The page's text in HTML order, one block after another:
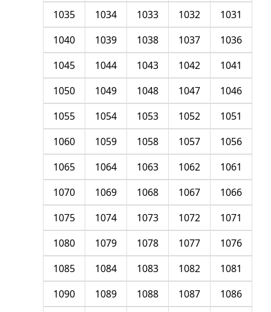
1031
1032
1033
1034
1035
1036
1037
1038
1039
1040
1041
1042
1043
1044
1045
1046
1047
1048
1049
1050
1051
1052
1053
1054
1055
1056
1057
1058
1059
1060
1061
1062
1063
1064
1065
1066
1067
1068
1069
1070
1071
1072
1073
1074
1075
1076
1077
1078
1079
1080
1081
1082
1083
1084
1085
1086
1087
1088
1089
1090